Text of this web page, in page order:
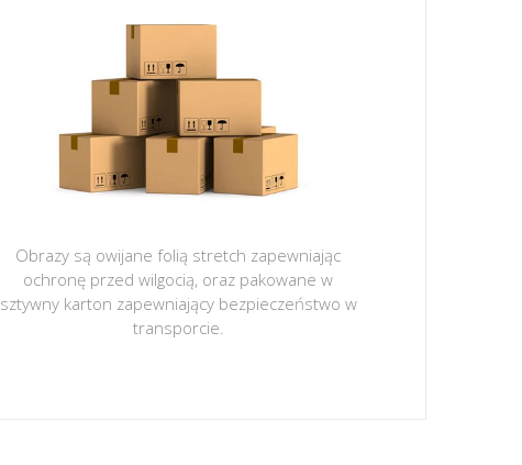
Obrazy są owijane folią stretch zapewniając
ochronę przed wilgocią, oraz pakowane w
sztywny karton zapewniający bezpieczeństwo w
transporcie.